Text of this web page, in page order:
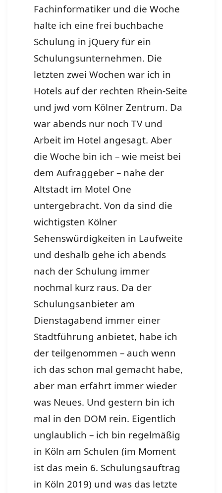
Fachinformatiker und die Woche
halte ich eine frei buchbache
Schulung in jQuery für ein
Schulungsunternehmen. Die
letzten zwei Wochen war ich in
Hotels auf der rechten Rhein-Seite
und jwd vom Kölner Zentrum. Da
war abends nur noch TV und
Arbeit im Hotel angesagt. Aber
die Woche bin ich – wie meist bei
dem Aufraggeber – nahe der
Altstadt im Motel One
untergebracht. Von da sind die
wichtigsten Kölner
Sehenswürdigkeiten in Laufweite
und deshalb gehe ich abends
nach der Schulung immer
nochmal kurz raus. Da der
Schulungsanbieter am
Dienstagabend immer einer
Stadtführung anbietet, habe ich
der teilgenommen – auch wenn
ich das schon mal gemacht habe,
aber man erfährt immer wieder
was Neues. Und gestern bin ich
mal in den DOM rein. Eigentlich
unglaublich – ich bin regelmäßig
in Köln am Schulen (im Moment
ist das mein 6. Schulungsauftrag
in Köln 2019) und was das letzte